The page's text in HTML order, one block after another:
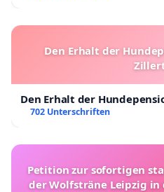
Den Erhalt der
Den Erhalt der
702 Unterschriften
Petition zur sofortigen
der Wolfsträne Leipzig